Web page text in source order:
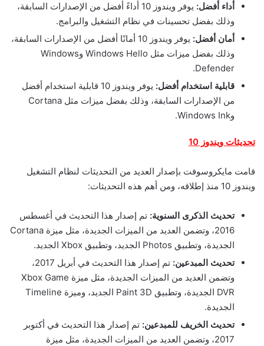
أداء أفضل:
يوفر ويندوز 10 أداءً أفضل من الإصدارات السابقة،
وذلك بفضل تحسينات في نظام التشغيل والبرامج.
أمان أفضل:
يوفر ويندوز 10 أمانًا أفضل من الإصدارات السابقة،
وذلك بفضل ميزات مثل Windows Hello وWindows
Defender.
قابلية استخدام أفضل:
يوفر ويندوز 10 قابلية استخدام أفضل
من الإصدارات السابقة، وذلك بفضل ميزات مثل Cortana
وWindows Ink.
تحديثات ويندوز 10
قامت مايكروسوفت بإصدار العديد من التحديثات لنظام التشغيل
ويندوز 10 منذ إطلاقه، ومن أهم هذه التحديثات:
تحديث الذكرى السنوية: تم إصدار هذا التحديث في أغسطس
2016، وتضمن العديد من الميزات الجديدة، مثل ميزة Cortana
الجديدة، وتطبيق Photos الجديد، وتطبيق Xbox الجديد.
تحديث المبدعين:
تم إصدار هذا التحديث في أبريل 2017،
وتضمن العديد من الميزات الجديدة، مثل ميزة Xbox Game
DVR الجديدة، وتطبيق Paint 3D الجديد، وميزة Timeline
الجديدة.
تحديث الخريف للمبدعين: تم إصدار هذا التحديث في أكتوبر
2017، وتضمن العديد من الميزات الجديدة، مثل ميزة